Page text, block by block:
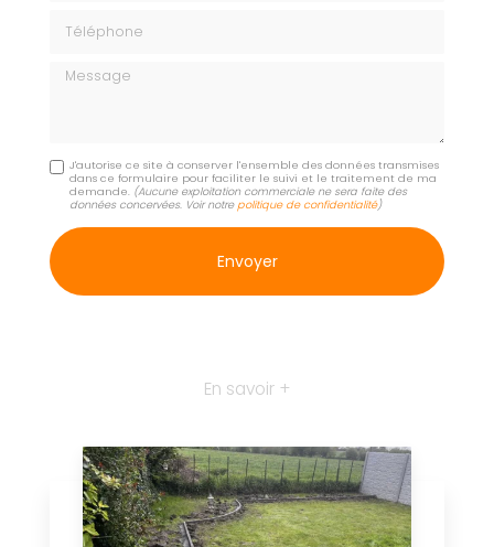
Message
J'autorise ce site à conserver l'ensemble des données transmises
dans ce formulaire pour faciliter le suivi et le traitement de ma
demande. (Aucune exploitation commerciale ne sera faite des
données concervées. Voir notrepolitique de confidentialité)
En savoir +